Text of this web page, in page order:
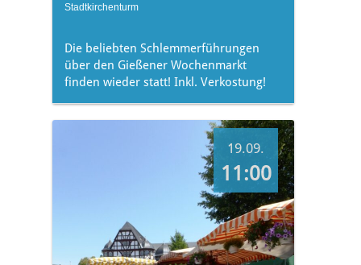
Stadtkirchenturm
Die beliebten Schlemmerführungen
über den Gießener Wochenmarkt
finden wieder statt! Inkl. Verkostung!
19.09.
11:00